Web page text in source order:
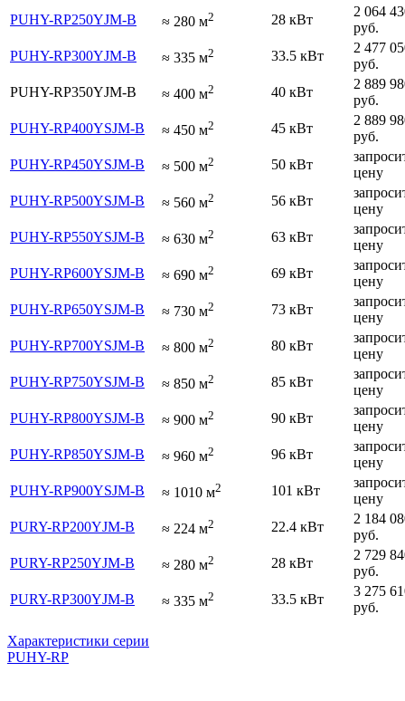
PUHY-RP250YJM-B
≈ 280 м2 28 кВт
2 064
руб.
PUHY-RP300YJM-B
≈ 335 м2 33.5 кВт
2 477
руб.
PUHY-RP350YJM-B
≈ 400 м2 40 кВт
2 889
руб.
PUHY-RP400YSJM-B
≈ 450 м2 45 кВт
2 889
руб.
PUHY-RP450YSJM-B
≈ 500 м2 50 кВт
цену
PUHY-RP500YSJM-B
≈ 560 м2 56 кВт
цену
PUHY-RP550YSJM-B
≈ 630 м2 63 кВт
цену
PUHY-RP600YSJM-B
≈ 690 м2 69 кВт
цену
PUHY-RP650YSJM-B
≈ 730 м2 73 кВт
цену
PUHY-RP700YSJM-B
≈ 800 м2 80 кВт
цену
PUHY-RP750YSJM-B
≈ 850 м2 85 кВт
цену
PUHY-RP800YSJM-B
≈ 900 м2 90 кВт
цену
PUHY-RP850YSJM-B
≈ 960 м2 96 кВт
цену
PUHY-RP900YSJM-B
≈ 1010 м2 101 кВт
цену
PURY-RP200YJM-B
≈ 224 м2 22.4 кВт
2 184
руб.
PURY-RP250YJM-B
≈ 280 м2 28 кВт
2 729
руб.
PURY-RP300YJM-B
≈ 335 м2 33.5 кВт
3 275
руб.
Характеристики серии
PUHY-RP